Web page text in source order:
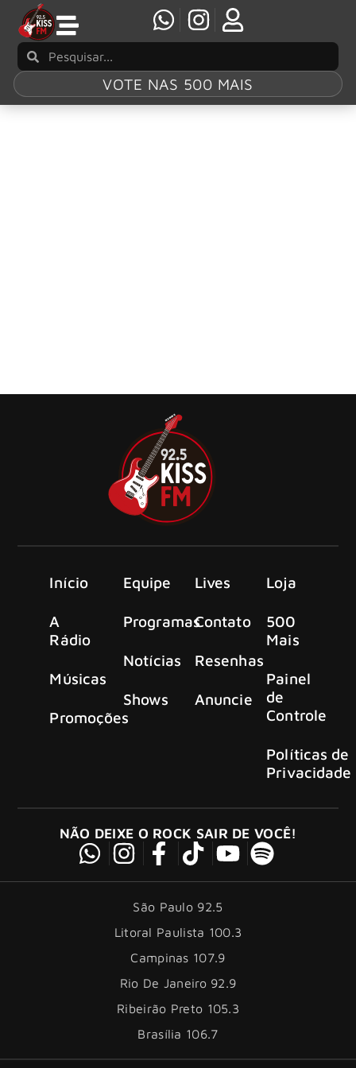
VOTE NAS 500 MAIS
Início
A
Rádio
Músicas
Promoções
Equipe
Programas
Notícias
Shows
Lives
Contato
Resenhas
Anuncie
Loja
500
Mais
Painel
de
Controle
Políticas de
Privacidade
NÃO DEIXE O ROCK SAIR DE VOCÊ!
São Paulo 92.5
Litoral Paulista 100.3
Campinas 107.9
Rio De Janeiro 92.9
Ribeirão Preto 105.3
Brasília 106.7